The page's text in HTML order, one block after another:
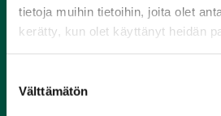
tietoja muihin tietoihin, joita olet
kerätty, kun olet käyttänyt heidän
valinta
Välttämätön